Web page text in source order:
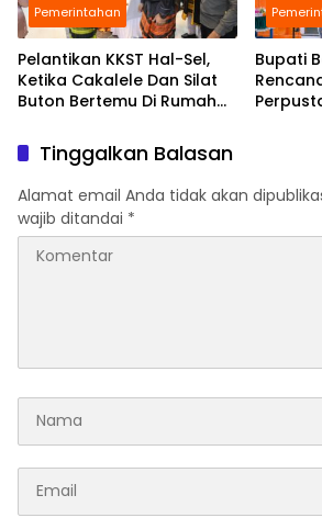
Pemerintahan
Pelantikan KKST Hal-Sel,
Ketika Cakalele Dan Silat
Buton Bertemu Di Rumah
Bupati
Tinggalkan Balasan
Alamat email Anda tidak akan
wajib ditandai *